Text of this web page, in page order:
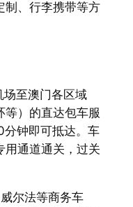
制、行李携带等方
至澳门各区域
等）的直达包车服
钟即可抵达。车
用通道通关，过关
尔法等商务车